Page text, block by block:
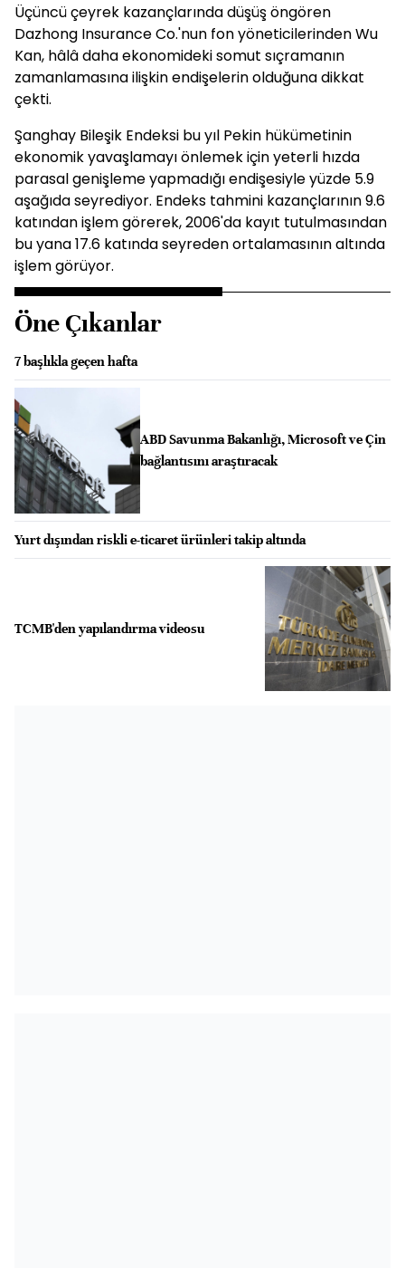
Üçüncü çeyrek kazançlarında düşüş öngören
Dazhong Insurance Co.'nun fon yöneticilerinden Wu
Kan, hâlâ daha ekonomideki somut sıçramanın
zamanlamasına ilişkin endişelerin olduğuna dikkat
çekti.
Şanghay Bileşik Endeksi bu yıl Pekin hükümetinin
ekonomik yavaşlamayı önlemek için yeterli hızda
parasal genişleme yapmadığı endişesiyle yüzde 5.9
aşağıda seyrediyor. Endeks tahmini kazançlarının 9.6
katından işlem görerek, 2006'da kayıt tutulmasından
bu yana 17.6 katında seyreden ortalamasının altında
işlem görüyor.
Öne Çıkanlar
7 başlıkla geçen hafta
ABD Savunma Bakanlığı, Microsoft ve Çin
bağlantısını araştıracak
Yurt dışından riskli e-ticaret ürünleri takip altında
TCMB'den yapılandırma videosu